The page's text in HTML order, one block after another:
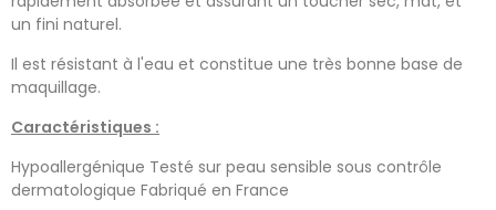
un fini naturel.
Il est résistant à l'eau et constitue une très bonne base de
maquillage.
Caractéristiques :
Hypoallergénique Testé sur peau sensible sous contrôle
dermatologique Fabriqué en France